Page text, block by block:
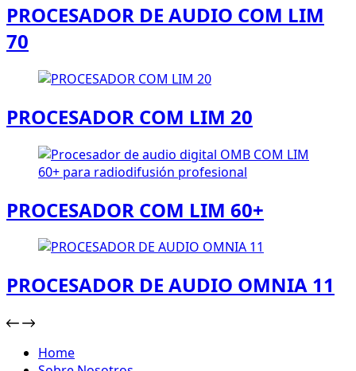
PROCESADOR DE AUDIO COM LIM
70
PROCESADOR COM LIM 20
PROCESADOR COM LIM 60+
PROCESADOR DE AUDIO OMNIA 11
Home